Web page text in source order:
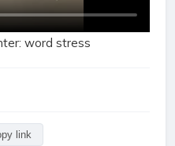
word stress
link